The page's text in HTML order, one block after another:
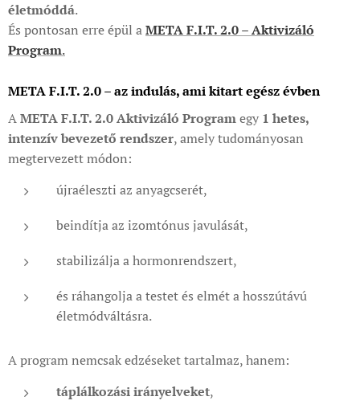
életmóddá.
És pontosan erre épül aMETA F.I.T. 2.0 – Aktivizáló
Program.
META F.I.T. 2.0 – az indulás, ami kitart egész évben
AMETA F.I.T. 2.0 Aktivizáló Programegy 1 hetes,
intenzív bevezető rendszer, amely tudományosan
megtervezett módon:
újraéleszti az anyagcserét,
beindítja az izomtónus javulását,
stabilizálja a hormonrendszert,
és ráhangolja a testet és elmét a hosszútávú
életmódváltásra.
A program nemcsak edzéseket tartalmaz, hanem:
táplálkozási irányelveket,